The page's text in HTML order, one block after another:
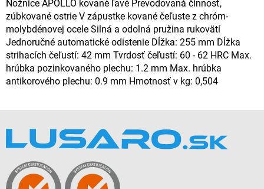
Nožnice APOLLO kované ľavé Prevodovaná činnosť,
zúbkované ostrie V zápustke kované čeľuste z chróm-
molybdénovej ocele Silná a odolná pružina rukovätí
Jednoručné automatické odistenie Dĺžka: 255 mm Dĺžka
strihacích čeľustí: 42 mm Tvrdosť čeľustí: 60 - 62 HRC Max.
hrúbka pozinkovaného plechu: 1.2 mm Max. hrúbka
antikorového plechu: 0.9 mm Hmotnosť v kg: 0,504